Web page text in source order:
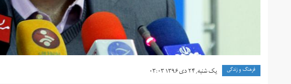
فرهنگ و زندگی یک شنبه, ۲۴ دی ۱۳۹۶ ۰۳:۰۳